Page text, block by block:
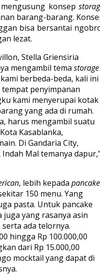
konsep
barang-barang.
bisa bersantai
lezat.
Stella Griensiria
mengambil tema storage
berbeda-beda, kali ini
penyimpanan
kami menyerupai kotak
yang ada di rumah.
harus mengambil suatu
Kasablanka,
Di Gandaria City,
Mal temanya
, lebih kepada pancake
150 menu. Yang
pasta. Untuk pancake
juga yang rasanya asin
ada telornya.
hingga Rp 100.000,00
dari Rp 15.000,00
mocktail yang dapat di